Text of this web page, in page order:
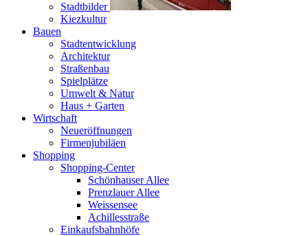
Stadtbilder
Kiezkultur
Bauen
Stadtentwicklung
Architektur
Straßenbau
Spielplätze
Umwelt & Natur
Haus + Garten
Wirtschaft
Neueröffnungen
Firmenjubiläen
Shopping
Shopping-Center
Schönhauser Allee
Prenzlauer Allee
Weissensee
Achillesstraße
Einkaufsbahnhöfe